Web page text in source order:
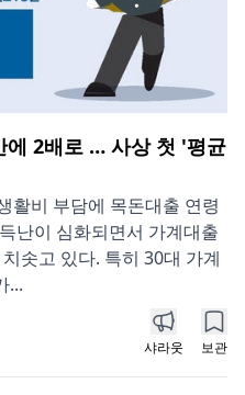
에 2배로 … 사상 첫 '평균
활비 부담에 목돈대출 연령
난이 심화되면서 가계대출
솟고 있다. 특히 30대 가계
...
샤라웃 보관